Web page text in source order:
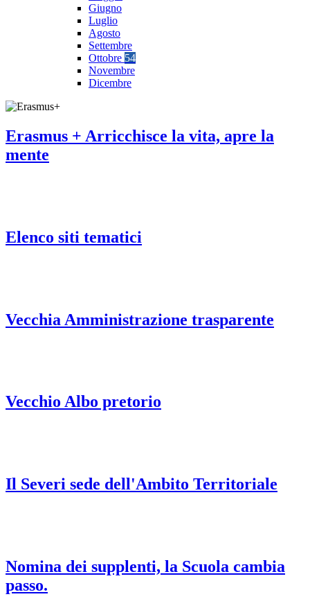
Giugno
Luglio
Agosto
Settembre
Ottobre 54
Novembre
Dicembre
Erasmus + Arricchisce la vita, apre la
mente
Elenco siti tematici
Vecchia Amministrazione trasparente
Vecchio Albo pretorio
Il Severi sede dell'Ambito Territoriale
Nomina dei supplenti, la Scuola cambia
passo.